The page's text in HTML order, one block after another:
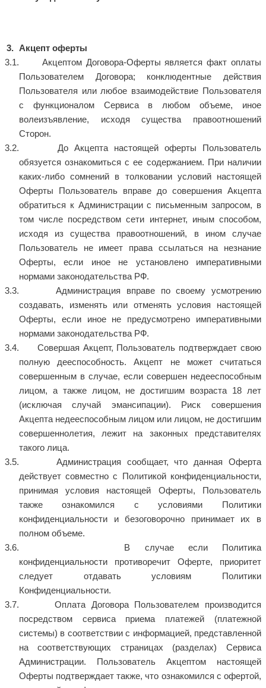
Акцепт оферты
Акцептом Договора-Оферты является факт оплаты
Пользователем Договора; конклюдентные действия
Пользователя или любое взаимодействие Пользователя
с функционалом Сервиса в любом объеме, иное
волеизъявление, исходя существа правоотношений
Сторон.
До Акцепта настоящей оферты Пользователь
обязуется ознакомиться с ее содержанием. При наличии
каких-либо сомнений в толковании условий настоящей
Оферты Пользователь вправе до совершения Акцепта
обратиться к Администрации с письменным запросом, в
том числе посредством сети интернет, иным способом,
исходя из существа правоотношений, в ином случае
Пользователь не имеет права ссылаться на незнание
Оферты, если иное не установлено императивными
нормами законодательства РФ.
Администрация вправе по своему усмотрению
создавать, изменять или отменять условия настоящей
Оферты, если иное не предусмотрено императивными
нормами законодательства РФ.
Совершая Акцепт, Пользователь подтверждает свою
полную дееспособность. Акцепт не может считаться
совершенным в случае, если совершен недееспособным
лицом, а также лицом, не достигшим возраста 18 лет
(исключая случай эмансипации). Риск совершения
Акцепта недееспособным лицом или лицом, не достигшим
совершеннолетия, лежит на законных представителях
такого лица.
Администрация сообщает, что данная Оферта
действует совместно с Политикой конфиденциальности,
принимая условия настоящей Оферты, Пользователь
также ознакомился с условиями Политики
конфиденциальности и безоговорочно принимает их в
полном объеме.
В случае если Политика
конфиденциальности противоречит Оферте, приоритет
следует отдавать условиям Политики
Конфиденциальности.
Оплата Договора Пользователем производится
посредством сервиса приема платежей (платежной
системы) в соответствии с информацией, представленной
на соответствующих страницах (разделах) Сервиса
Администрации. Пользователь Акцептом настоящей
Оферты подтверждает также, что ознакомился с офертой,